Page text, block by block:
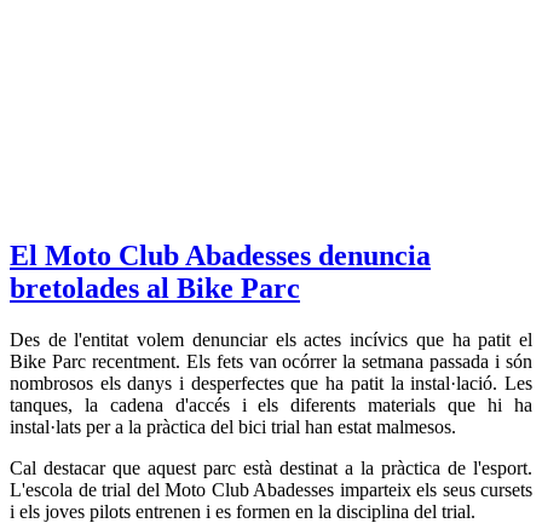
El Moto Club Abadesses denuncia
bretolades al Bike Parc
Des de l'entitat volem denunciar els actes incívics que ha patit el
Bike Parc recentment. Els fets van ocórrer la setmana passada i són
nombrosos els danys i desperfectes que ha patit la instal·lació. Les
tanques, la cadena d'accés i els diferents materials que hi ha
instal·lats per a la pràctica del bici trial han estat malmesos.
Cal destacar que aquest parc està destinat a la pràctica de l'esport.
L'escola de trial del Moto Club Abadesses imparteix els seus cursets
i els joves pilots entrenen i es formen en la disciplina del trial.